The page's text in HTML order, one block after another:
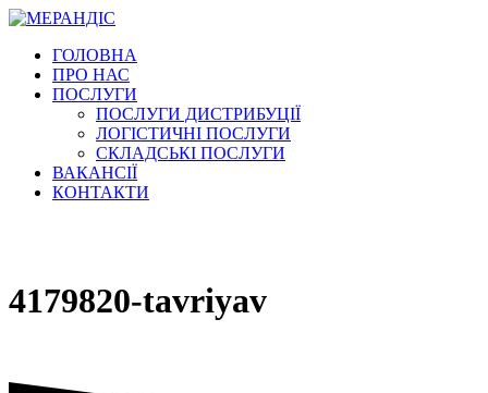
Перейти
содержимому
ГОЛОВНА
ПРО НАС
ПОСЛУГИ
ПОСЛУГИ ДИСТРИБУЦІЇ
ЛОГІСТИЧНІ ПОСЛУГИ
СКЛАДСЬКІ ПОСЛУГИ
ВАКАНСІЇ
КОНТАКТИ
4179820-tavriyav